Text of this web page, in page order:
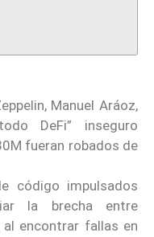
Manuel Aráoz,
DeFi” inseguro
fueran robados de
código impulsados
la brecha entre
encontrar fallas en